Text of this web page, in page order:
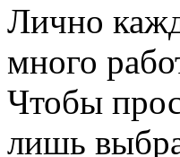
Лично
много
Чтобы
лишь